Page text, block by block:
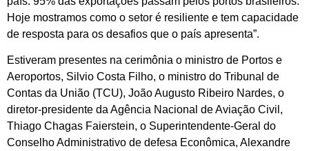
Hoje mostramos como o setor é resiliente e tem capacidade
de resposta para os desafios que o país apresenta”.
Estiveram presentes na cerimônia o ministro de Portos e
Aeroportos, Silvio Costa Filho, o ministro do Tribunal de
Contas da União (TCU), João Augusto Ribeiro Nardes, o
diretor-presidente da Agência Nacional de Aviação Civil,
Thiago Chagas Faierstein, o Superintendente-Geral do
Conselho Administrativo de defesa Econômica, Alexandre